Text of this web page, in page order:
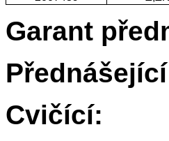
Garant
Cvičící: